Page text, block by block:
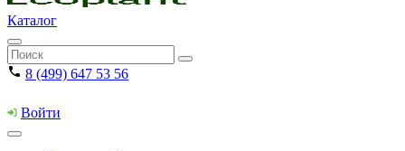
Каталог
8 (499) 647 53 56
Войти